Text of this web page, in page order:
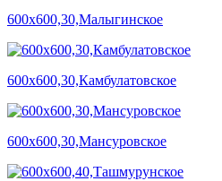
600х600,30,Малыгинское
600х600,30,Камбулатовское
600х600,30,Мансуровское